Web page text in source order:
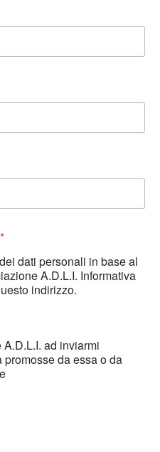
*
dati personali in base al
A.D.L.I. Informativa
indirizzo.
ad inviarmi
da essa o da